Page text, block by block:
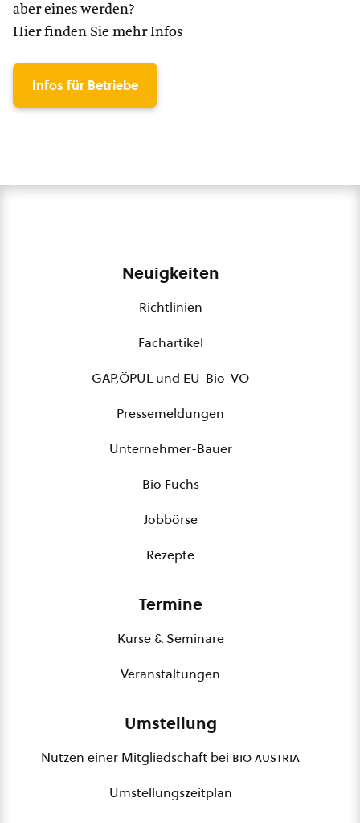
aber eines werden?
Hier finden Sie mehr Infos
Infos für Betriebe
Neuigkeiten
Richtlinien
Fachartikel
GAP,ÖPUL und EU-Bio-VO
Pressemeldungen
Unternehmer-Bauer
Bio Fuchs
Jobbörse
Rezepte
Termine
Kurse & Seminare
Veranstaltungen
Umstellung
Nutzen einer Mitgliedschaft bei bio austria
Umstellungszeitplan